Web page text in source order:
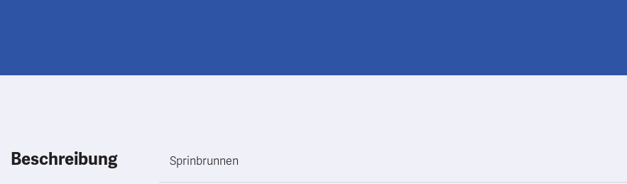
Beschreibung Sprinbrunnen